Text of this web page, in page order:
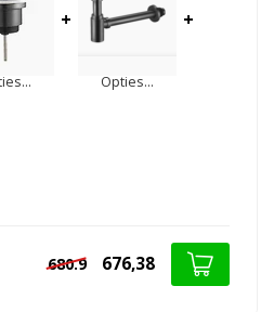
+
Opties...
+
680.9 676,38